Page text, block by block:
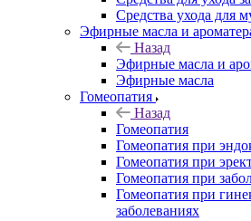
Средства ухода для
Эфирные масла и
Назад
Эфирные масла и
Эфирные масла
Гомеопатия
Назад
Гомеопатия
Гомеопатия при
Гомеопатия при
Гомеопатия при
Гомеопатия при
заболеваниях